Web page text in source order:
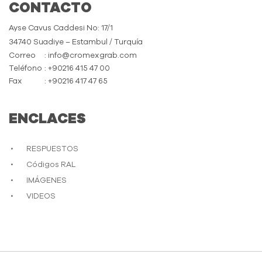
CONTACTO
Ayse Cavus Caddesi No: 17/1
34740 Suadiye – Estambul / Turquía
Correo
: info@cromexgrab.com
Teléfono : +90216 415 47 00
Fax
: +90216 417 47 65
ENCLACES
RESPUESTOS
Códigos RAL
IMÁGENES
VIDEOS